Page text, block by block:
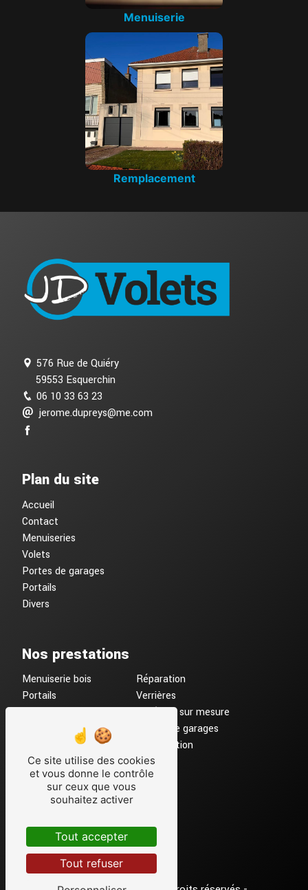
Menuiserie
Remplacement
576 Rue de Quiéry
59553 Esquerchin
06 10 33 63 23
jerome.dupreys@me.com
Plan du site
Accueil
Contact
Menuiseries
Volets
Portes de garages
Portails
Divers
Nos prestations
Menuiserie bois
Portails
Menuiserie PVC
Porte d'entrée
Volets Roulants
Réparation
Verrières
Fenêtres sur mesure
Portes de garages
Motorisation
Menuiserie ALU
Menuiserie
Remplacement
Ce site utilise des cookies
et vous donne le contrôle
sur ceux que vous
souhaitez activer
Tout accepter
Tout refuser